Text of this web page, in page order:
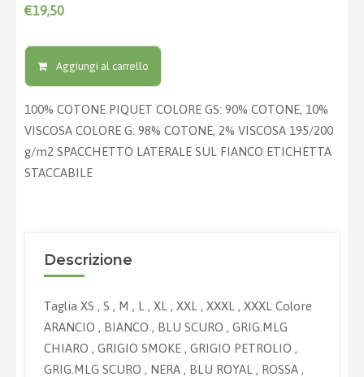
€19,50
Aggiungi al carrello
100% COTONE PIQUET COLORE GS: 90% COTONE, 10%
VISCOSA COLORE G: 98% COTONE, 2% VISCOSA 195/200
g/m2 SPACCHETTO LATERALE SUL FIANCO ETICHETTA
STACCABILE
Descrizione
Taglia XS , S , M , L , XL , XXL , XXXL , XXXL Colore
ARANCIO , BIANCO , BLU SCURO , GRIG.MLG
CHIARO , GRIGIO SMOKE , GRIGIO PETROLIO ,
GRIG.MLG SCURO , NERA , BLU ROYAL , ROSSA ,